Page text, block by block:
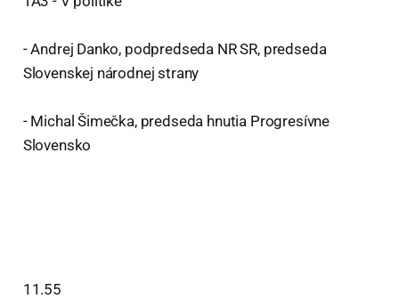
- Andrej Danko, podpredseda NR SR, predseda
Slovenskej národnej strany
- Michal Šimečka, predseda hnutia Progresívne
Slovensko
11.55